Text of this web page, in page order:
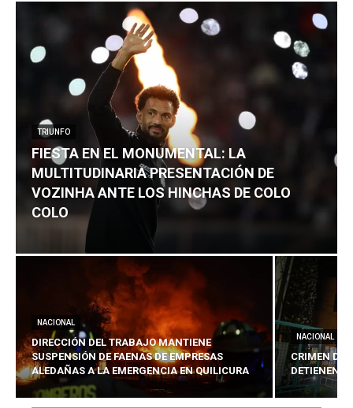
TRIUNFO
FIESTA EN EL MONUMENTAL: LA
MULTITUDINARIA PRESENTACIÓN DE
VOZINHA ANTE LOS HINCHAS DE COLO
COLO
NACIONAL
DIRECCIÓN DEL TRABAJO MANTIENE
SUSPENSIÓN DE FAENAS DE EMPRESAS
ALEDAÑAS A LA EMERGENCIA EN QUILICURA
NACIONAL
CRIMEN DE
DETIENEN